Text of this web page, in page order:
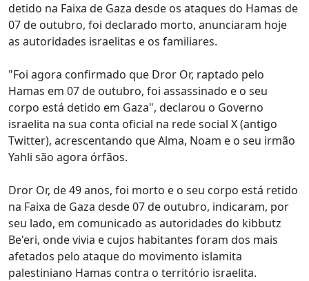
detido na Faixa de Gaza desde os ataques do Hamas de
07 de outubro, foi declarado morto, anunciaram hoje
as autoridades israelitas e os familiares.
"Foi agora confirmado que Dror Or, raptado pelo
Hamas em 07 de outubro, foi assassinado e o seu
corpo está detido em Gaza", declarou o Governo
israelita na sua conta oficial na rede social X (antigo
Twitter), acrescentando que Alma, Noam e o seu irmão
Yahli são agora órfãos.
Dror Or, de 49 anos, foi morto e o seu corpo está retido
na Faixa de Gaza desde 07 de outubro, indicaram, por
seu lado, em comunicado as autoridades do kibbutz
Be'eri, onde vivia e cujos habitantes foram dos mais
afetados pelo ataque do movimento islamita
palestiniano Hamas contra o território israelita.